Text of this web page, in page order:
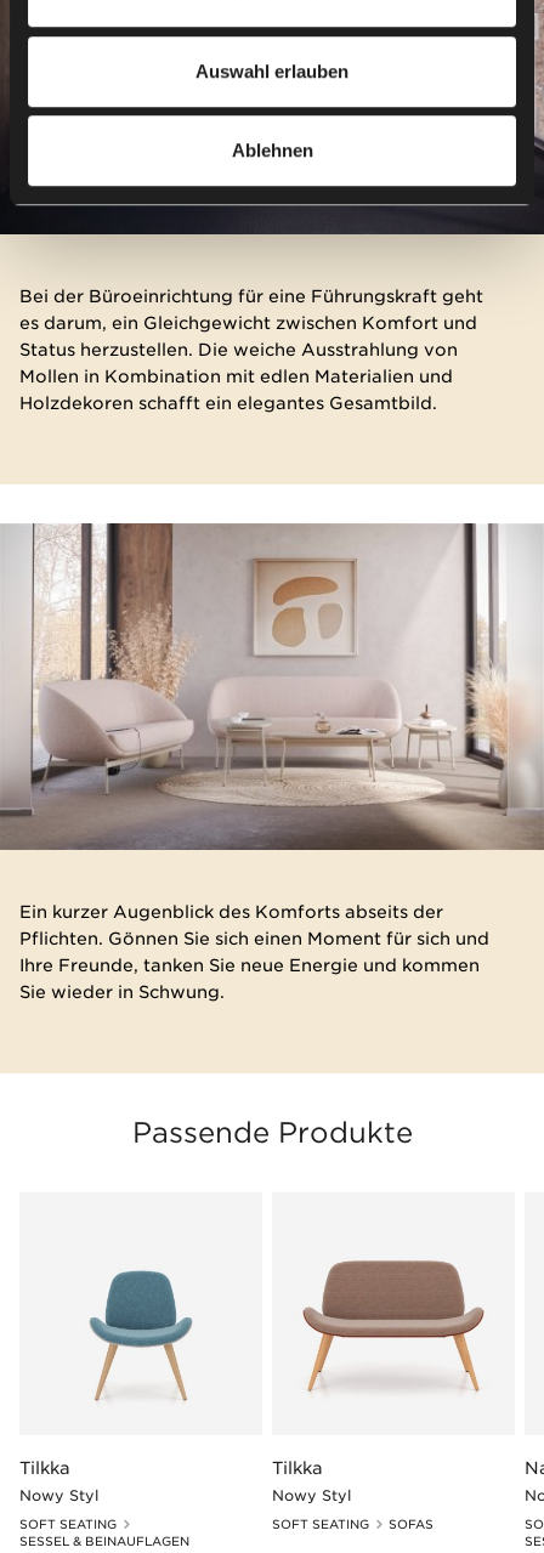
personenbezogenen Daten, einschließlich Ihrer Rechte,
Auswahl erlauben
Ablehnen
Bei der Büroeinrichtung für eine Führungskraft geht
es darum, ein Gleichgewicht zwischen Komfort und
Status herzustellen. Die weiche Ausstrahlung von
Mollen in Kombination mit edlen Materialien und
Holzdekoren schafft ein elegantes Gesamtbild.
Ein kurzer Augenblick des Komforts abseits der
Pflichten. Gönnen Sie sich einen Moment für sich und
Ihre Freunde, tanken Sie neue Energie und kommen
Sie wieder in Schwung.
Passende Produkte
Tilkka
Nowy Styl
SOFT SEATING
SESSEL & BEINAUFLAGEN
Tilkka
Nowy Styl
SOFT SEATING SOFAS